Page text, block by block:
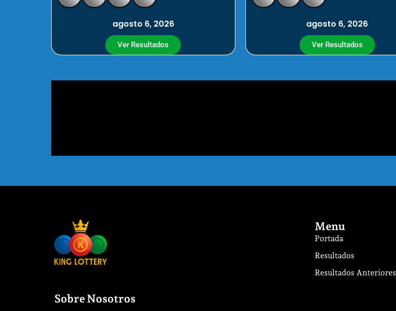
agosto 6, 2026 agosto 6, 2026
Ver Resultados Ver Resultados
Sobre Nosotros
Menu
Portada
Resultados
Resultados Anteriores